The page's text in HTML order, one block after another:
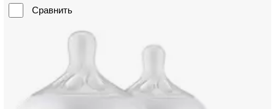
Сравнить